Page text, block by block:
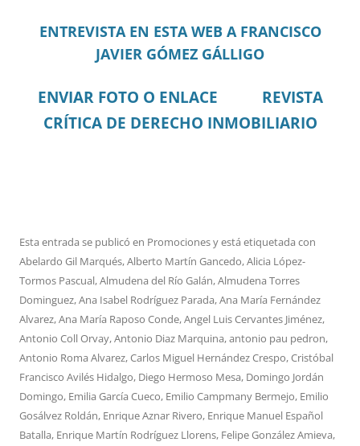
ENTREVISTA EN ESTA WEB A FRANCISCO
JAVIER GÓMEZ GÁLLIGO
ENVIAR FOTO O ENLACE
REVISTA
CRÍTICA DE DERECHO INMOBILIARIO
Esta entrada se publicó en Promocionesy está etiquetada con
Abelardo Gil Marqués,Alberto Martín Gancedo,Alicia López-
Tormos Pascual,Almudena del Río Galán,Almudena Torres
Dominguez,Ana Isabel Rodríguez Parada,Ana María Fernández
Alvarez,Ana María Raposo Conde,Angel Luis Cervantes Jiménez,
Antonio Coll Orvay,Antonio Diaz Marquina,antonio pau pedron,
Antonio Roma Alvarez,Carlos Miguel Hernández Crespo,Cristóbal
Francisco Avilés Hidalgo, Diego Hermoso Mesa, Domingo Jordán
Domingo, Emilia García Cueco, Emilio Campmany Bermejo, Emilio
Gosálvez Roldán, Enrique Aznar Rivero, Enrique Manuel Español
Batalla, Enrique Martín Rodríguez Llorens, Felipe González Amieva,